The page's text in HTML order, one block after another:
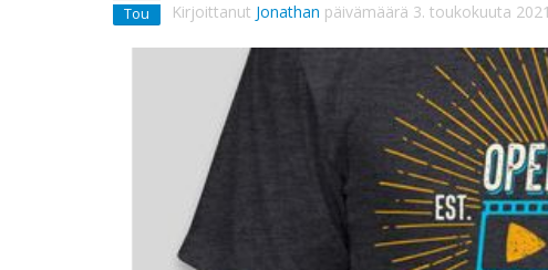
Tou Kirjoittanut Jonathan päivämäärä 3. toukokuuta 2021